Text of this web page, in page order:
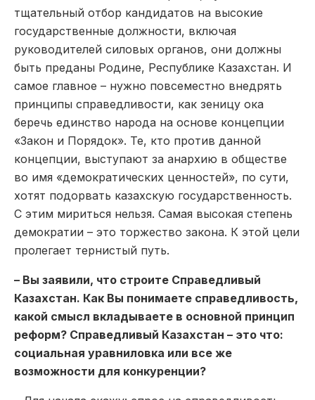
тщательный отбор кандидатов на высокие
государственные должности, включая
руководителей силовых органов, они должны
быть преданы Родине, Республике Казахстан. И
самое главное – нужно повсеместно внедрять
принципы справедливости, как зеницу ока
беречь единство народа на основе концепции
«Закон и Порядок». Те, кто против данной
концепции, выступают за анархию в обществе
во имя «демократических ценностей», по сути,
хотят подорвать казахскую государственность.
С этим мириться нельзя. Самая высокая степень
демократии – это торжество закона. К этой цели
пролегает тернистый путь.
– Вы заявили, что строите Справедливый
Казахстан. Как Вы понимаете справедливость,
какой смысл вкладываете в основной принцип
реформ? Справедливый Казахстан – это что:
социальная уравниловка или все же
возможности для конкуренции?